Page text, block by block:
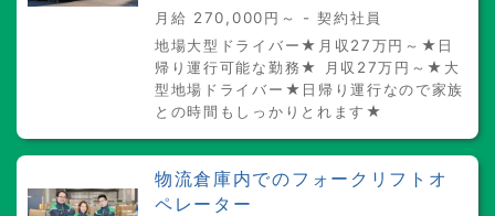
月給 270,000円～ - 契約社員
地場大型ドライバー★月収27万円～★日
帰り運行可能な勤務★ 月収27万円～★大
型地場ドライバー★日帰り運行なので家族
との時間もしっかりとれます★
物流倉庫内でのフォークリフトオ
ペレーター